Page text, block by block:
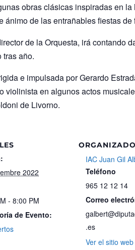
obras clásicas inspiradas en
de las entrañables fiestas de
de la Orquesta, irá
tras año.
e impulsada por Gerardo
violinista en algunos actos
de Livorno.
2022
- 8:00 PM
de Evento:
IAC Juan Gil
Teléfono
965 12 12 14
Correo
.es
Ver el sitio